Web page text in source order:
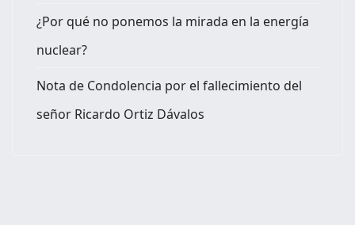
¿Por qué no ponemos la mirada en la energía
nuclear?
Nota de Condolencia por el fallecimiento del
señor Ricardo Ortiz Dávalos